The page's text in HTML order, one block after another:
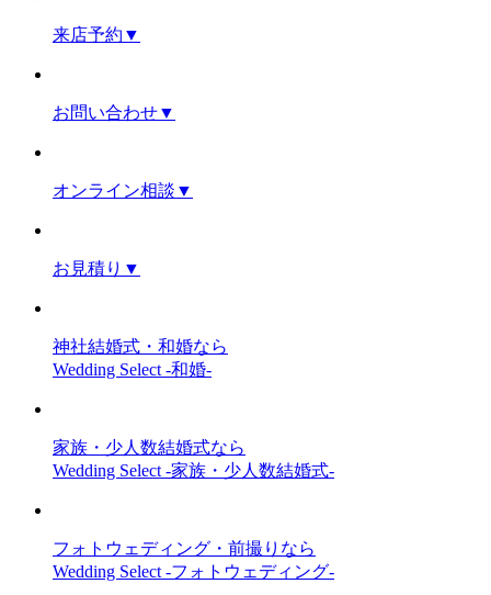
来店予約 ▼
お問い合わせ▼
オンライン相談 ▼
お見積り ▼
神社結婚式・和婚なら
Wedding Select -和婚-
家族・少人数結婚式なら
Wedding Select -家族・少人数結婚式-
フォトウェディング・前撮りなら
Wedding Select -フォトウェディング-